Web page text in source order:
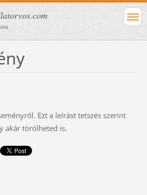
Ezt a leírást tetszés szerint
akár törölheted is.